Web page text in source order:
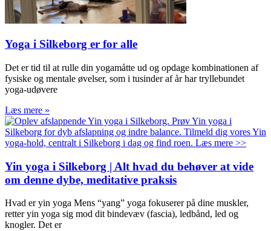
Yoga i Silkeborg er for alle
Det er tid til at rulle din yogamåtte ud og opdage kombinationen af
fysiske og mentale øvelser, som i tusinder af år har tryllebundet
yoga-udøvere
Læs mere »
Yin yoga i Silkeborg | Alt hvad du behøver at vide
om denne dybe, meditative praksis
Hvad er yin yoga Mens “yang” yoga fokuserer på dine muskler,
retter yin yoga sig mod dit bindevæv (fascia), ledbånd, led og
knogler. Det er